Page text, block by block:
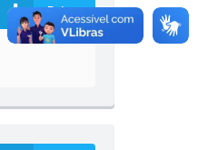
Baixar